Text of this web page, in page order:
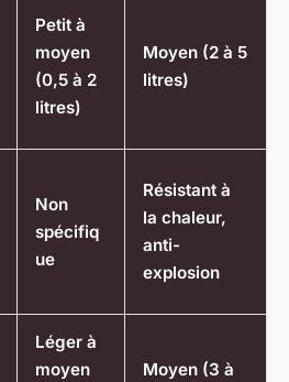
Petit à
moyen
(0,5 à 2
litres)
Moyen (2 à 5
litres)
Non
spécifiq
ue
Résistant à
la chaleur,
anti-
explosion
Léger à
moyen
Moyen (3 à